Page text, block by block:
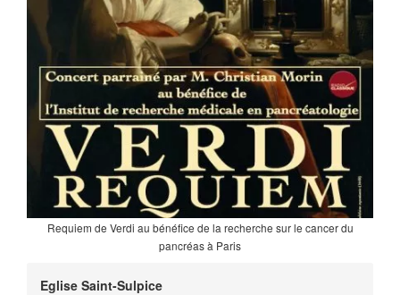
Requiem de Verdi au bénéfice de la recherche sur le cancer du
pancréas à Paris
Eglise Saint-Sulpice